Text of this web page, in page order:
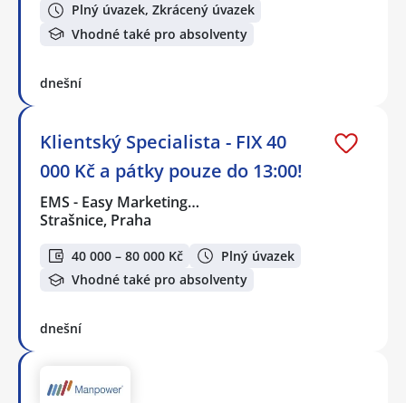
Plný úvazek, Zkrácený úvazek
Vhodné také pro absolventy
dnešní
Klientský Specialista - FIX 40
000 Kč a pátky pouze do 13:00!
EMS - Easy Marketing…
Strašnice, Praha
40 000 – 80 000 Kč
Plný úvazek
Vhodné také pro absolventy
dnešní